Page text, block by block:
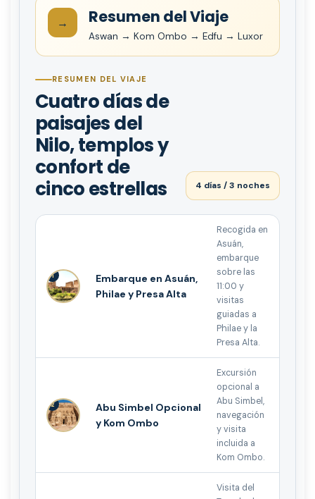
→ Resumen del Viaje
Aswan → Kom Ombo → Edfu → Luxor
RESUMEN DEL VIAJE
Cuatro días de
paisajes del
Nilo, templos y
confort de
cinco estrellas
4 días / 3 noches
1
Embarque en Asuán,
Philae y Presa Alta
Recogida en
Asuán,
embarque
sobre las
11:00 y
visitas
guiadas a
Philae y la
Presa Alta.
2
Abu Simbel Opcional
y Kom Ombo
Excursión
opcional a
Abu Simbel,
navegación
y visita
incluida a
Kom Ombo.
Visita del